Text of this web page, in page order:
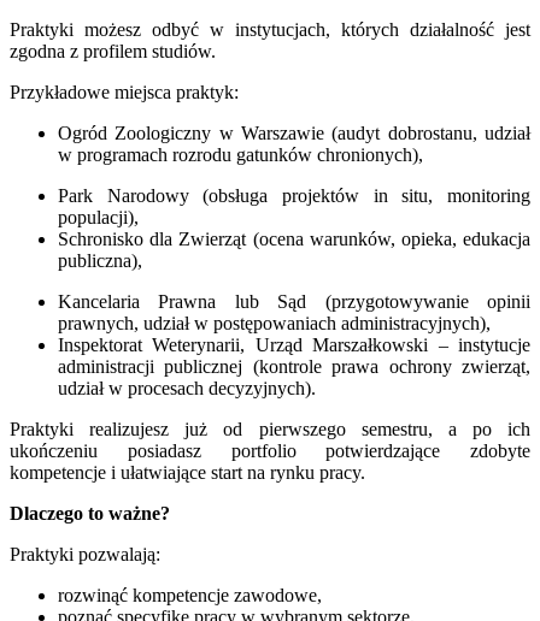
Praktyki możesz odbyć w instytucjach, których działalność jest
zgodna z profilem studiów.
Przykładowe miejsca praktyk:
Ogród Zoologiczny w Warszawie (audyt dobrostanu, udział
w programach rozrodu gatunków chronionych),
Park Narodowy (obsługa projektów in situ, monitoring
populacji),
Schronisko dla Zwierząt (ocena warunków, opieka, edukacja
publiczna),
Kancelaria Prawna lub Sąd (przygotowywanie opinii
prawnych, udział w postępowaniach administracyjnych),
Inspektorat Weterynarii, Urząd Marszałkowski – instytucje
administracji publicznej (kontrole prawa ochrony zwierząt,
udział w procesach decyzyjnych).
Praktyki realizujesz już od pierwszego semestru, a po ich
ukończeniu posiadasz portfolio potwierdzające zdobyte
kompetencje i ułatwiające start na rynku pracy.
Dlaczego to ważne?
Praktyki pozwalają:
rozwinąć kompetencje zawodowe,
poznać specyfikę pracy w wybranym sektorze,